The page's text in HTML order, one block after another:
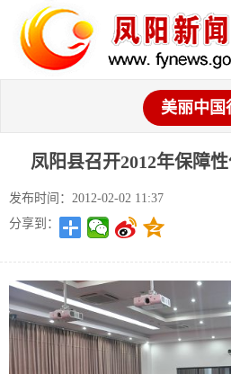
美丽中国
凤阳县召开2012年保障
发布时间：2012-02-02 11:37
分享到：